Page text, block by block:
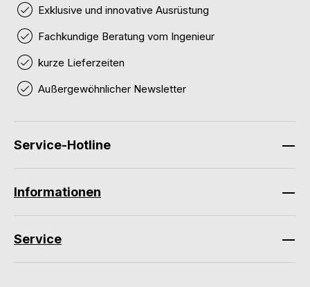
Exklusive und innovative Ausrüstung
Fachkundige Beratung vom Ingenieur
kurze Lieferzeiten
Außergewöhnlicher Newsletter
Service-Hotline
Informationen
Service